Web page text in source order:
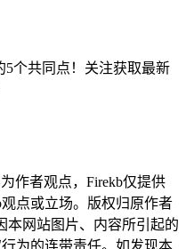
5个共同点！关注获取最新
作者观点，Firekb仅提供
点或立场。版权归原作者
本网站图片、内容所引起的
为的连带责任。如发现本